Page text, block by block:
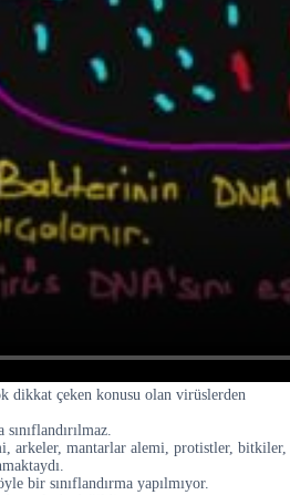
dikkat çeken konusu olan virüslerden
arkeler, mantarlar alemi, protistler, bitkiler,
bir sınıflandırma yapılmıyor.